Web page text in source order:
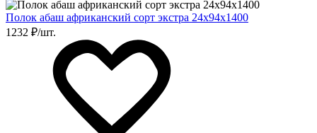
Полок абаш африканский сорт экстра 24х94х1400
1232 ₽/шт.